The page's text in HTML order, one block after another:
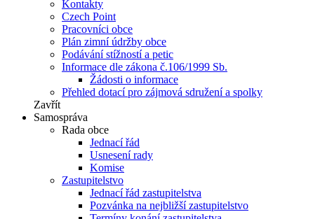
Kontakty
Czech Point
Pracovníci obce
Plán zimní údržby obce
Podávání stížností a petic
Informace dle zákona č.106/1999 Sb.
Žádosti o informace
Přehled dotací pro zájmová sdružení a spolky
Zavřít
Samospráva
Rada obce
Jednací řád
Usnesení rady
Komise
Zastupitelstvo
Jednací řád zastupitelstva
Pozvánka na nejbližší zastupitelstvo